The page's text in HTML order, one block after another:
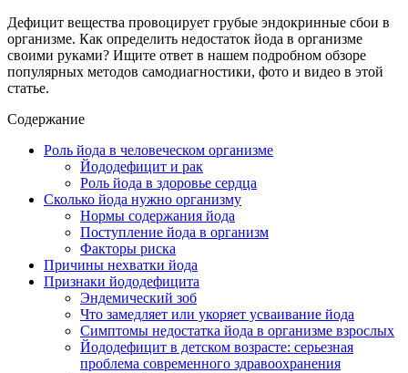
Дефицит вещества провоцирует грубые эндокринные сбои в
организме. Как определить недостаток йода в организме
своими руками? Ищите ответ в нашем подробном обзоре
популярных методов самодиагностики, фото и видео в этой
статье.
Содержание
Роль йода в человеческом организме
Йододефицит и рак
Роль йода в здоровье сердца
Сколько йода нужно организму
Нормы содержания йода
Поступление йода в организм
Факторы риска
Причины нехватки йода
Признаки йододефицита
Эндемический зоб
Что замедляет или укоряет усваивание йода
Симптомы недостатка йода в организме взрослых
Йододефицит в детском возрасте: серьезная
проблема современного здравоохранения